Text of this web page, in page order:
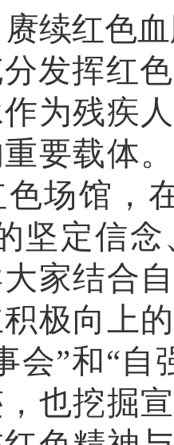
赓续红色
发挥红
为残疾
要载体
场馆，
坚定信
家结合
极向上
会”和“
也挖掘